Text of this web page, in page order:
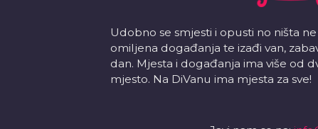
Udobno se smjesti i opusti no ništa
omiljena događanja te izađi van,
dan. Mjesta i događanja ima više od
mjesto. Na DiVanu ima mjesta za sve!